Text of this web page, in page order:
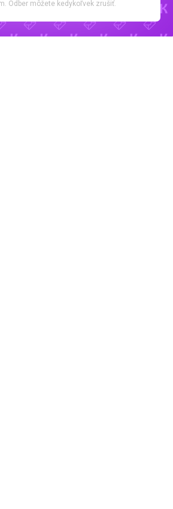
Odber môžete kedykoľvek zrušiť.